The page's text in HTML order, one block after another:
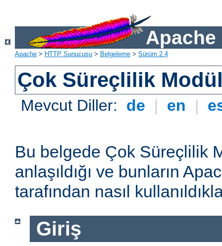
Apache
Apache > HTTP Sunucusu > Belgeleme > Sürüm 2.4
Çok Süreçlilik
Mevcut Diller: de | en |
Bu belgede Çok Süreçlilik
anlaşıldığı ve bunların
tarafından nasıl
Giriş